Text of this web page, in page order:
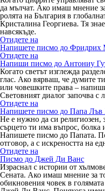
да мълчат. Ако имаш мнение
ролята на България в
Кристалина Георгиева. Тя
навсякъде.
Отидете на
Напишете писмо до Фридрих
Отидете на
Напиши писмо до Антониу
Когато светът изглежда
глас. Ако вярваш, че думите
или човешките права –
Световният диалог започва с
Отидете на
Напишете писмо до Папа
Не е нужно да си религиозен,
сърцето ти има въпрос, болка
Напишете писмо до Папата.
отговор, а с искреността на
Отидете на
Писмо до Джей Ди Ванс
Израснал с истории от
Сената. Ако имаш мнение за
обикновения човек в